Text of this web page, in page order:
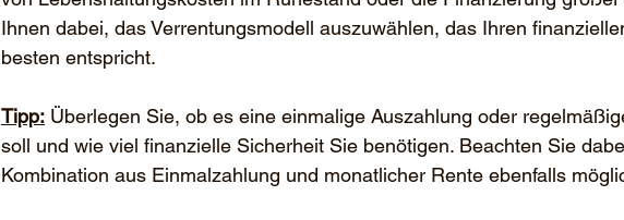
Ihnen dabei, das Verrentungsmodell auszuwählen, das Ihren
besten entspricht.
Tipp: Überlegen Sie, ob es eine einmalige Auszahlung oder
soll und wie viel finanzielle Sicherheit Sie benötigen. Beachten Sie
Kombination aus Einmalzahlung und monatlicher Rente ebenfalls